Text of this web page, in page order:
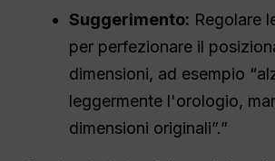
Suggerimento: Regolare
per perfezionare il
dimensioni, ad esempio
leggermente l'orologio,
dimensioni originali”.”